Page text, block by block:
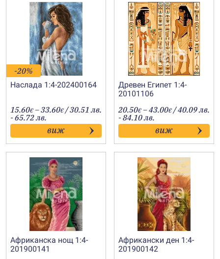
-20%
Наслада 1:4-202400164
15.60€ –33.60€Price
range:
15.60€
through
33.60€
/ 30.51 лв.
- 65.72 лв.
виж
Древен Египет 1:4-
20101106
20.50€ –43.00€Price
range:
20.50€
through
43.00€
/ 40.09 лв.
- 84.10 лв.
виж
Африканска нощ 1:4-
201900141
Африкански ден 1:4-
201900142